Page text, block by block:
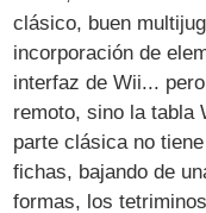
clásico, buen
incorporación de
interfaz de Wii...
remoto, sino la tabla
parte clásica no
fichas, bajando de
formas, los